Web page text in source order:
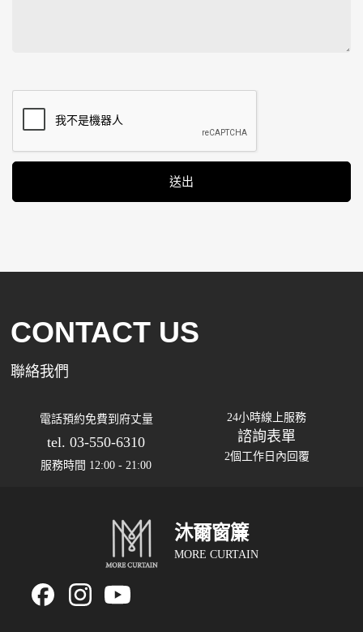
CONTACT US
聯絡我們
電話預約免費到府丈量
tel. 03-550-6310
服務時間 12:00 - 21:00
24小時線上服務
諮詢表單
2個工作日內回覆
沐爾窗簾
MORE CURTAIN